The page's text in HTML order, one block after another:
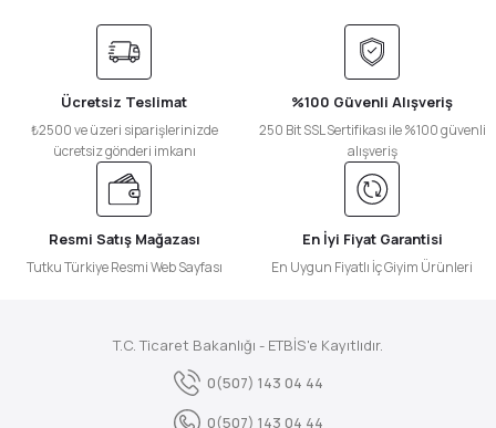
Ücretsiz Teslimat
₺2500 ve üzeri siparişlerinizde
ücretsiz gönderi imkanı
%100 Güvenli Alışveriş
250 Bit SSL Sertifikası ile %100 güvenli
alışveriş
Resmi Satış Mağazası
Tutku Türkiye Resmi Web Sayfası
En İyi Fiyat Garantisi
En Uygun Fiyatlı İç Giyim Ürünleri
T.C. Ticaret Bakanlığı - ETBİS'e Kayıtlıdır.
0(507) 143 04 44
0(507) 143 04 44